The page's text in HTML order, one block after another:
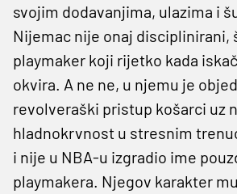
svojim dodavanjima, ulazima i
Nijemac nije onaj disciplinirani,
playmaker koji rijetko kada
okvira. A ne ne, u njemu je
revolveraški pristup košarci uz
hladnokrvnost u stresnim
i nije u NBA-u izgradio ime
playmakera. Njegov karakter